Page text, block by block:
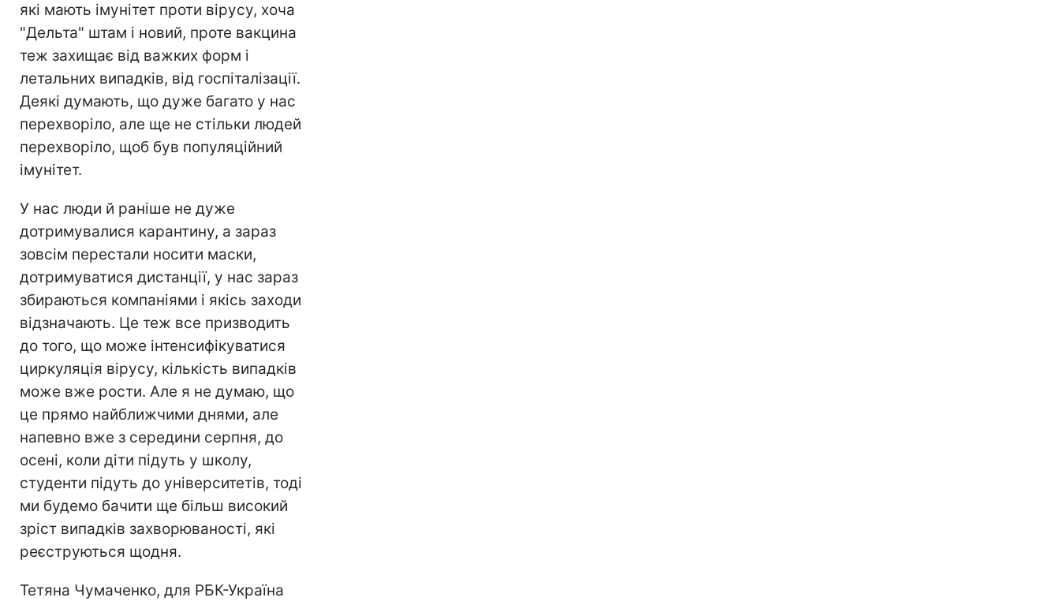
які мають імунітет проти вірусу, хоча
"Дельта" штам і новий, проте вакцина
теж захищає від важких форм і
летальних випадків, від госпіталізації.
Деякі думають, що дуже багато у нас
перехворіло, але ще не стільки людей
перехворіло, щоб був популяційний
імунітет.
У нас люди й раніше не дуже
дотримувалися карантину, а зараз
зовсім перестали носити маски,
дотримуватися дистанції, у нас зараз
збираються компаніями і якісь заходи
відзначають. Це теж все призводить
до того, що може інтенсифікуватися
циркуляція вірусу, кількість випадків
може вже рости. Але я не думаю, що
це прямо найближчими днями, але
напевно вже з середини серпня, до
осені, коли діти підуть у школу,
студенти підуть до університетів, тоді
ми будемо бачити ще більш високий
зріст випадків захворюваності, які
реєструються щодня.
Тетяна Чумаченко, для РБК-Україна